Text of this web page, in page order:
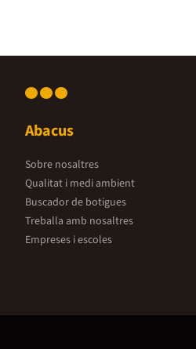
Abacus
Sobre nosaltres
Qualitat i medi ambient
Buscador de botigues
Treballa amb nosaltres
Empreses i escoles